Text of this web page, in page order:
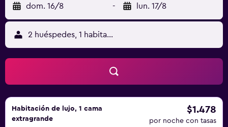
dom. 16/8 - lun. 17/8
2 huéspedes, 1 habitación
Habitación de lujo, 1 cama
extragrande
$1.478
por noche con tasas